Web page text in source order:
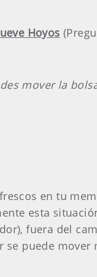
Hoyos
mover la
en tu
esta
fuera del
se puede